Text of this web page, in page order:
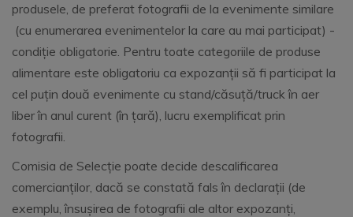
produsele, de preferat fotografii de la evenimente similare
(cu enumerarea evenimentelor la care au mai participat) -
condiție obligatorie. Pentru toate categoriile de produse
alimentare este obligatoriu ca expozanții să fi participat la
cel puțin două evenimente cu stand/căsuță/truck în aer
liber în anul curent (în țară), lucru exemplificat prin
fotografii.
Comisia de Selecție poate decide descalificarea
comercianților, dacă se constată fals în declarații (de
exemplu, însușirea de fotografii ale altor expozanți,